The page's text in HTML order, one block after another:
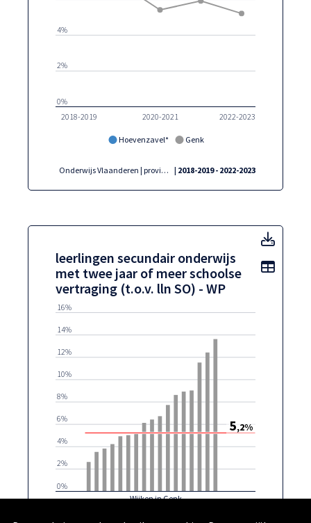
Hoevenzavel* Genk
2018-2019 2020-2021 2022-2023
0%
2%
4%
Onderwijs Vlaanderen | provincies.incijfers.be | 2018-2019 - 2022-2023
leerlingen secundair onderwijs
met twee jaar of meer schoolse
vertraging (t.o.v. lln SO) - WP
Wijken in Genk
0%
2%
4%
6%
8%
10%
12%
14%
16%
5,2%
Toon